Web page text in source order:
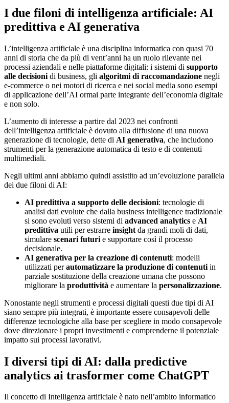
I due filoni di intelligenza artificiale: AI
predittiva e AI generativa
L’intelligenza artificiale è una disciplina informatica con quasi 70
anni di storia che da più di vent’anni ha un ruolo rilevante nei
processi aziendali e nelle piattaforme digitali: i sistemi di supporto
alle decisioni di business, gli algoritmi di raccomandazione negli
e-commerce o nei motori di ricerca e nei social media sono esempi
di applicazione dell’AI ormai parte integrante dell’economia digitale
e non solo.
L’aumento di interesse a partire dal 2023 nei confronti
dell’intelligenza artificiale è dovuto alla diffusione di una nuova
generazione di tecnologie, dette di AI generativa, che includono
strumenti per la generazione automatica di testo e di contenuti
multimediali.
Negli ultimi anni abbiamo quindi assistito ad un’evoluzione parallela
dei due filoni di AI:
AI predittiva a supporto delle decisioni: tecnologie di
analisi dati evolute che dalla business intelligence tradizionale
si sono evoluti verso sistemi di advanced analytics e AI
predittiva utili per estrarre insight da grandi moli di dati,
simulare scenari futuri e supportare così il processo
decisionale.
AI generativa per la creazione di contenuti: modelli
utilizzati perautomatizzare la produzione di contenuti in
parziale sostituzione della creazione umana che possono
migliorare la produttività e aumentare la personalizzazione.
Nonostante negli strumenti e processi digitali questi due tipi di AI
siano sempre più integrati, è importante essere consapevoli delle
differenze tecnologiche alla base per scegliere in modo consapevole
dove direzionare i propri investimenti e comprenderne il potenziale
impatto sui processi lavorativi.
I diversi tipi di AI: dalla predictive
analytics ai trasformer come ChatGPT
Il concetto di Intelligenza artificiale è nato nell’ambito informatico